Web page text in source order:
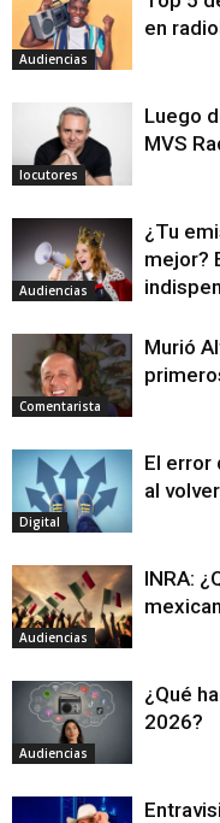
Audiencias
en
locutores
Luego
MVS
Audiencias
¿Tu
mejor?
Comentarista
Murió
Digital
El error
al
Audiencias
INRA:
Audiencias
¿Qué
2026?